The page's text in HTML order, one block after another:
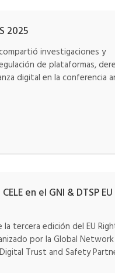
2025
investigaciones y
de plataformas,
digital en la conferencia
en el GNI & DTSP
la tercera edición del EU
por la Global Network
Trust and Safety